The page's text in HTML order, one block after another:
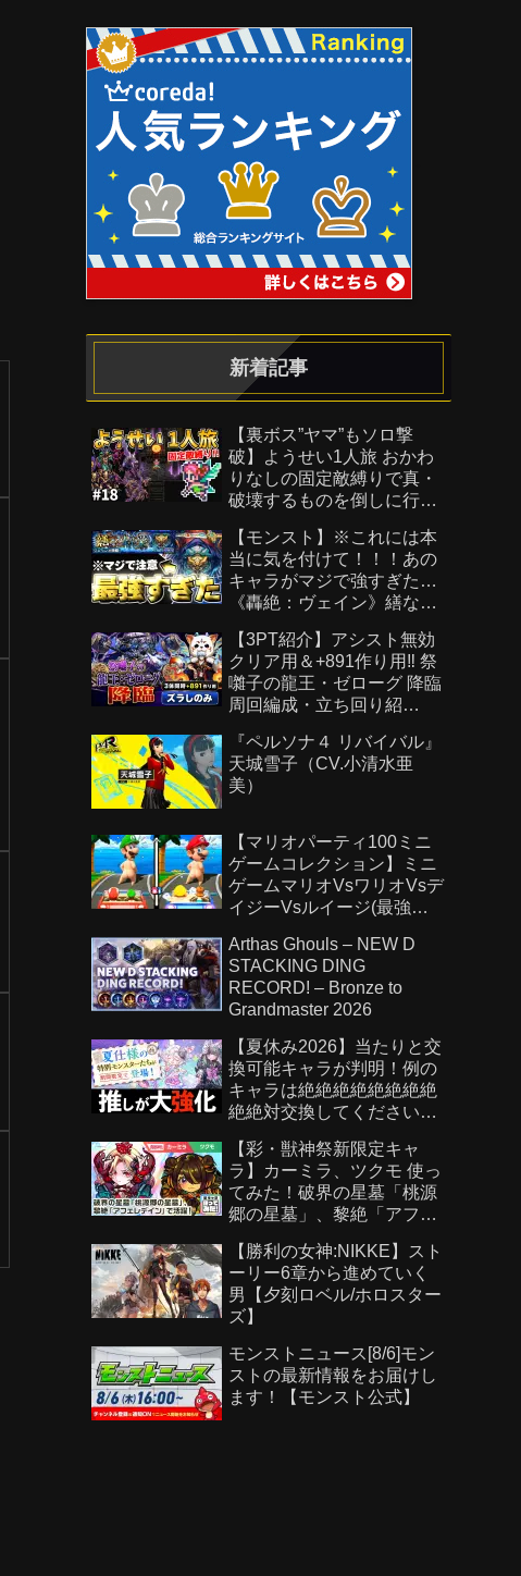
新着記事
【裏ボス”ヤマ”もソロ撃
破】ようせい1人旅 おかわ
りなしの固定敵縛りで真・
破壊するものを倒しに行く
ー】
【モンスト】※これには本
当に気を付けて！！！あの
キャラがマジで強すぎた…
《轟絶：ヴェイン》繕なる
【3PT紹介】アシスト無効
クリア用＆+891作り用‼️ 祭
囃子の龍王・ゼローグ 降臨
周回編成・立ち回り紹
ドラゴンズ】
『ペルソナ４ リバイバル』
天城雪子（CV.小清水亜
美）
【マリオパーティ100ミニ
ゲームコレクション】ミニ
ゲームマリオVsワリオVsデ
イジーVsルイージ(最強
Arthas Ghouls – NEW D
STACKING DING
RECORD! – Bronze to
Grandmaster 2026
【夏休み2026】当たりと交
換可能キャラが判明！例の
キャラは絶絶絶絶絶絶絶絶
絶絶対交換してください！
【彩・獣神祭新限定キャ
ラ】カーミラ、ツクモ 使っ
てみた！破界の星墓「桃源
郷の星墓」、黎絶「アフェ
ショットスキル、アシスト
スキルに注目！【新キャラ
使ってみた｜モンスト公
式】
【勝利の女神:NIKKE】スト
ーリー6章から進めていく
男【夕刻ロベル/ホロスター
ズ】
モンストニュース[8/6]モン
ストの最新情報をお届けし
ます！【モンスト公式】